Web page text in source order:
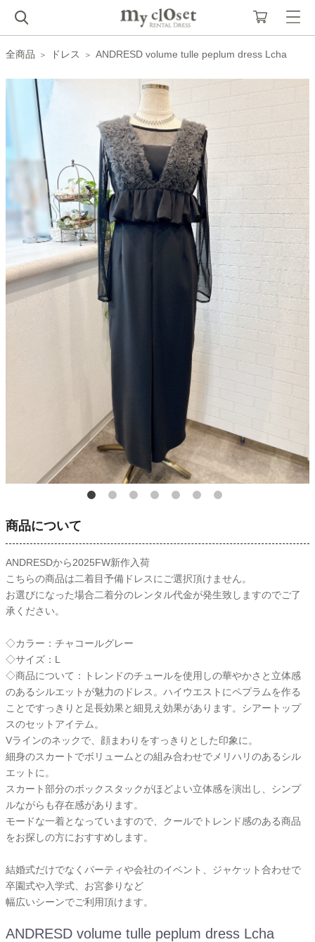
全商品 ドレス ANDRESD volume tulle peplum dress Lcha
商品について
ANDRESDから2025FW新作入荷
こちらの商品は二着目予備ドレスにご選択頂けません。
お選びになった場合二着分のレンタル代金が発生致しますのでご了
承ください。
◇カラー：チャコールグレー
◇サイズ：L
◇商品について：トレンドのチュールを使用しの華やかさと立体感
のあるシルエットが魅力のドレス。ハイウエストにペプラムを作る
ことですっきりと足長効果と細見え効果があります。シアートップ
スのセットアイテム。
Vラインのネックで、顔まわりをすっきりとした印象に。
細身のスカートでボリュームとの組み合わせでメリハリのあるシル
エットに。
スカート部分のボックスタックがほどよい立体感を演出し、シンプ
ルながらも存在感があります。
モードな一着となっていますので、クールでトレンド感のある商品
をお探しの方におすすめします。
結婚式だけでなくパーティや会社のイベント、ジャケット合わせで
卒園式や入学式、お宮参りなど
幅広いシーンでご利用頂けます。
ANDRESD volume tulle peplum dress Lcha